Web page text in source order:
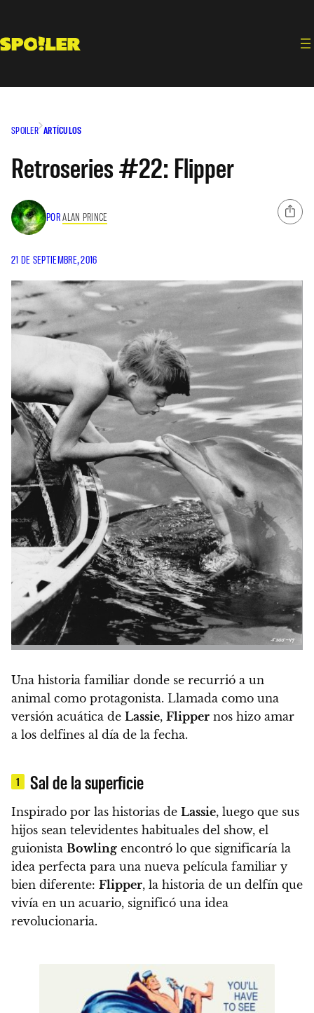
contenido
SPOILER ARTÍCULOS
Retroseries #22: Flipper
PORALAN PRINCE
21 DE SEPTIEMBRE, 2016
Una historia familiar donde se recurrió a un
animal como protagonista. Llamada como una
versión acuática de Lassie, Flipper nos hizo amar
a los delfines al día de la fecha.
1 Sal de la superficie
Inspirado por las historias de Lassie, luego que sus
hijos sean televidentes habituales del show, el
guionista Bowling encontró lo que significaría la
idea perfecta para una nueva película familiar y
bien diferente: Flipper, la historia de un delfín que
vivía en un acuario, significó una idea
revolucionaria.